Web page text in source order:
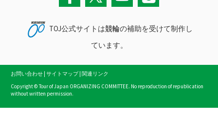
TOJ公式サイトは競輪の補助を受けて制作し
ています。
お問い合わせ サイトマップ| 関連リンク
Copyright © Tour of Japan ORGANIZING COMMITTEE. No reproduction of republication
without written permission.